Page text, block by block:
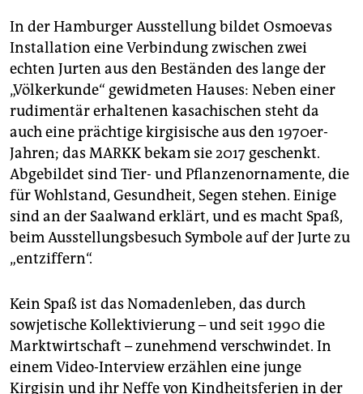
In der Hamburger Ausstellung bildet Osmoevas
Installation eine Verbindung zwischen zwei
echten Jurten aus den Beständen des lange der
„Völkerkunde“ gewidmeten Hauses: Neben einer
rudimentär erhaltenen kasachischen steht da
auch eine prächtige kirgisische aus den 1970er-
Jahren; das MARKK bekam sie 2017 geschenkt.
Abgebildet sind Tier- und Pflanzenornamente, die
für Wohlstand, Gesundheit, Segen stehen. Einige
sind an der Saalwand erklärt, und es macht Spaß,
beim Ausstellungsbesuch Symbole auf der Jurte zu
„entziffern“.
Kein Spaß ist das Nomadenleben, das durch
sowjetische Kollektivierung – und seit 1990 die
Marktwirtschaft – zunehmend verschwindet. In
einem Video-Interview erzählen eine junge
Kirgisin und ihr Neffe von Kindheitsferien in der